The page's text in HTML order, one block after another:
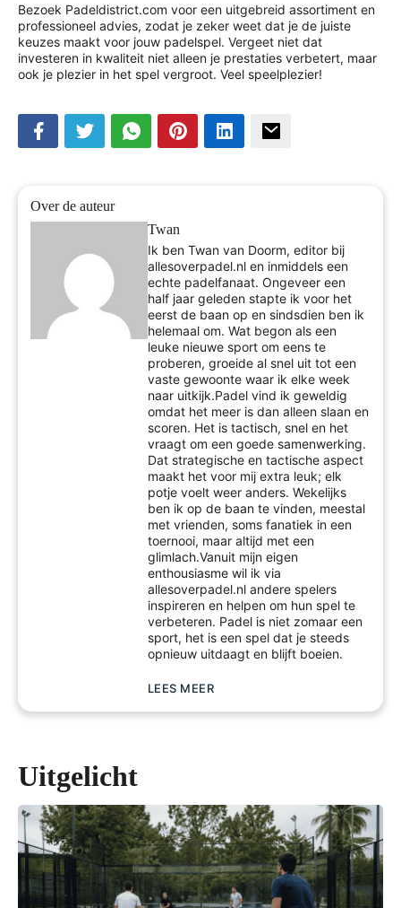
Bezoek Padeldistrict.com voor een uitgebreid assortiment en
professioneel advies, zodat je zeker weet dat je de juiste
keuzes maakt voor jouw padelspel. Vergeet niet dat
investeren in kwaliteit niet alleen je prestaties verbetert, maar
ook je plezier in het spel vergroot. Veel speelplezier!
Over de auteur
Twan
Ik ben Twan van Doorm, editor bij
allesoverpadel.nl en inmiddels een
echte padelfanaat. Ongeveer een
half jaar geleden stapte ik voor het
eerst de baan op en sindsdien ben ik
helemaal om. Wat begon als een
leuke nieuwe sport om eens te
proberen, groeide al snel uit tot een
vaste gewoonte waar ik elke week
naar uitkijk.Padel vind ik geweldig
omdat het meer is dan alleen slaan en
scoren. Het is tactisch, snel en het
vraagt om een goede samenwerking.
Dat strategische en tactische aspect
maakt het voor mij extra leuk; elk
potje voelt weer anders. Wekelijks
ben ik op de baan te vinden, meestal
met vrienden, soms fanatiek in een
toernooi, maar altijd met een
glimlach.Vanuit mijn eigen
enthousiasme wil ik via
allesoverpadel.nl andere spelers
inspireren en helpen om hun spel te
verbeteren. Padel is niet zomaar een
sport, het is een spel dat je steeds
opnieuw uitdaagt en blijft boeien.
LEES MEER
Uitgelicht